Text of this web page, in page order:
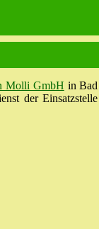
Molli GmbH in Bad
der Einsatzstelle